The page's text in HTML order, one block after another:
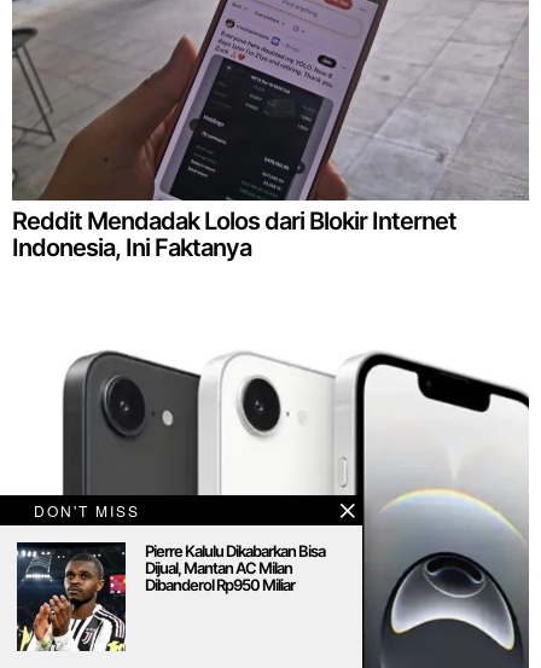
Reddit Mendadak Lolos dari Blokir Internet
Indonesia, Ini Faktanya
DON'T MISS
Pierre Kalulu Dikabarkan Bisa
Dijual, Mantan AC Milan
Dibanderol Rp950 Miliar